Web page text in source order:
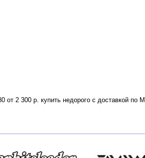
от 2 300 р. купить недорого с доставкой по